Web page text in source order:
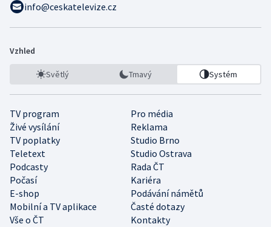
info@ceskatelevize.cz
Vzhled
Světlý Tmavý Systém
TV program
Pro média
Živé vysílání
Reklama
TV poplatky
Studio Brno
Teletext
Studio Ostrava
Podcasty
Rada ČT
Počasí
Kariéra
E-shop
Podávání námětů
Mobilní a TV aplikace
Časté dotazy
Vše o ČT
Kontakty